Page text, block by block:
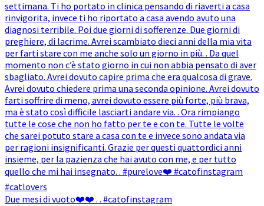
Due mesi di vuoto❤️❤️ . . #catofinstagram